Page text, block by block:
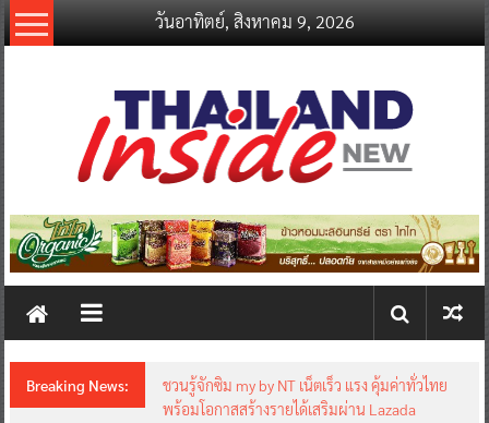
Skip
to
วันอาทิตย์, สิงหาคม 9, 2026
thailandinsidenew.com
Thailand
New
Breaking News:
ชวนรู้จักซิม my by NT เน็ตเร็ว แรง คุ้มค่าทั่วไทย
พร้อมโอกาสสร้างรายได้เสริมผ่าน Lazada